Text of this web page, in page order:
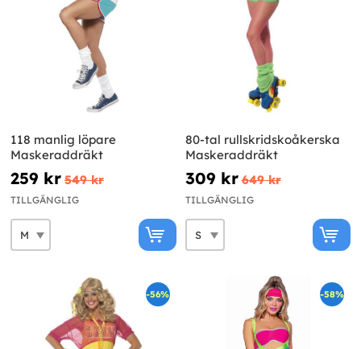
118 manlig löpare
Maskeraddräkt
259 kr 549 kr
TILLGÄNGLIG
80-tal rullskridskoåkerska
Maskeraddräkt
309 kr 649 kr
TILLGÄNGLIG
-56% -58%